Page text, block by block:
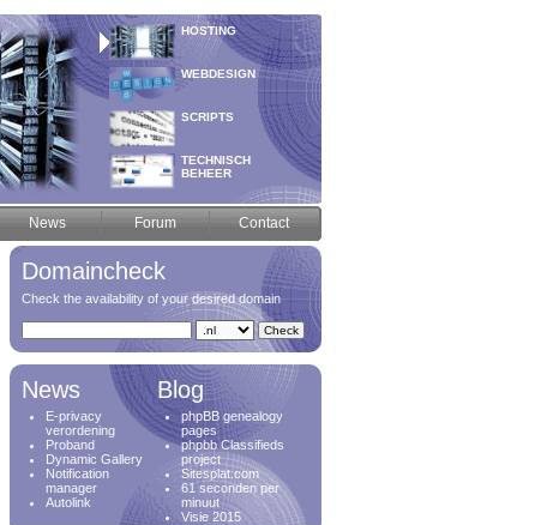
HOSTING
WEBDESIGN
SCRIPTS
TECHNISCH
BEHEER
News Forum Contact
Domaincheck
Check the availability of your desired domain
News
E-privacy
verordening
Proband
Dynamic Gallery
Notification
manager
Autolink
Blog
phpBB genealogy
pages
phpbb Classifieds
project
Sitesplat.com
61 seconden per
minuut
Visie 2015